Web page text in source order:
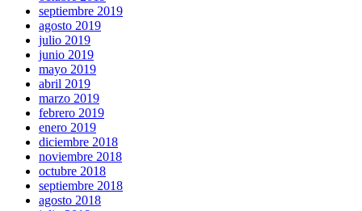
septiembre 2019
agosto 2019
julio 2019
junio 2019
mayo 2019
abril 2019
marzo 2019
febrero 2019
enero 2019
diciembre 2018
noviembre 2018
octubre 2018
septiembre 2018
agosto 2018